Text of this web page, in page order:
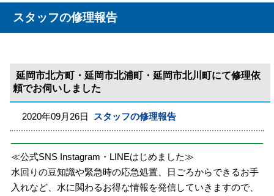
スタッフの修理報告
延岡市北方町・延岡市北浦町・延岡市北川町にて修理依
頼でお伺いしました
2020年09月26日 スタッフの修理報告
≪公式SNS Instagram・LINEはじめました≫
水回りの豆知識や緊急時の応急処置、日ごろからできるお手
入れなど、水に関わるお得な情報を発信していきますので、